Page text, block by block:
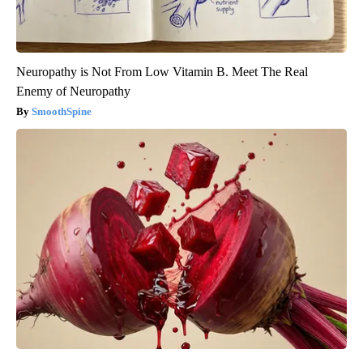
Neuropathy is Not From Low Vitamin B. Meet The Real
Enemy of Neuropathy
SmoothSpine